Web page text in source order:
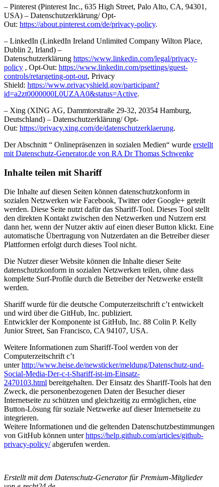
– Pinterest (Pinterest Inc., 635 High Street, Palo Alto, CA, 94301,
USA) – Datenschutzerklärung/ Opt-
Out: https://about.pinterest.com/de/privacy-policy.
– LinkedIn (LinkedIn Ireland Unlimited Company Wilton Place,
Dublin 2, Irland) –
Datenschutzerklärung https://www.linkedin.com/legal/privacy-
policy , Opt-Out: https://www.linkedin.com/psettings/guest-
controls/retargeting-opt-out, Privacy
Shield: https://www.privacyshield.gov/participant?
id=a2zt0000000L0UZAA0&status=Active.
– Xing (XING AG, Dammtorstraße 29-32, 20354 Hamburg,
Deutschland) – Datenschutzerklärung/ Opt-
Out: https://privacy.xing.com/de/datenschutzerklaerung.
Der Abschnitt “ Onlinepräsenzen in sozialen Medien“ wurde erstellt
mit Datenschutz-Generator.de von RA Dr Thomas Schwenke
Inhalte teilen mit Shariff
Die Inhalte auf diesen Seiten können datenschutzkonform in
sozialen Netzwerken wie Facebook, Twitter oder Google+ geteilt
werden. Diese Seite nutzt dafür das Shariff-Tool. Dieses Tool stellt
den direkten Kontakt zwischen den Netzwerken und Nutzern erst
dann her, wenn der Nutzer aktiv auf einen dieser Button klickt. Eine
automatische Übertragung von Nutzerdaten an die Betreiber dieser
Plattformen erfolgt durch dieses Tool nicht.
Die Nutzer dieser Website können die Inhalte dieser Seite
datenschutzkonform in sozialen Netzwerken teilen, ohne dass
komplette Surf-Profile durch die Betreiber der Netzwerke erstellt
werden.
Shariff wurde für die deutsche Computerzeitschrift c’t entwickelt
und wird über die GitHub, Inc. publiziert.
Entwickler der Komponente ist GitHub, Inc. 88 Colin P. Kelly
Junior Street, San Francisco, CA 94107, USA.
Weitere Informationen zum Shariff-Tool werden von der
Computerzeitschrift c’t
unterhttp://www.heise.de/newsticker/meldung/Datenschutz-und-
Social-Media-Der-c-t-Shariff-ist-im-Einsatz-
2470103.html bereitgehalten. Der Einsatz des Shariff-Tools hat den
Zweck, die personenbezogenen Daten der Besucher dieser
Internetseite zu schützen und gleichzeitig zu ermöglichen, eine
Button-Lösung für soziale Netzwerke auf dieser Internetseite zu
integrieren.
Weitere Informationen und die geltenden Datenschutzbestimmungen
von GitHub können unterhttps://help.github.com/articles/github-
privacy-policy/abgerufen werden.
Erstellt mit dem Datenschutz-Generator für Premium-Mitglieder